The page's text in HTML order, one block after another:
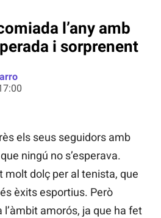
l’any amb
i sorprenent
els seus seguidors amb
ningú no s’esperava.
molt dolç per al tenista, que
èxits esportius. Però
amorós, ja que ha fet